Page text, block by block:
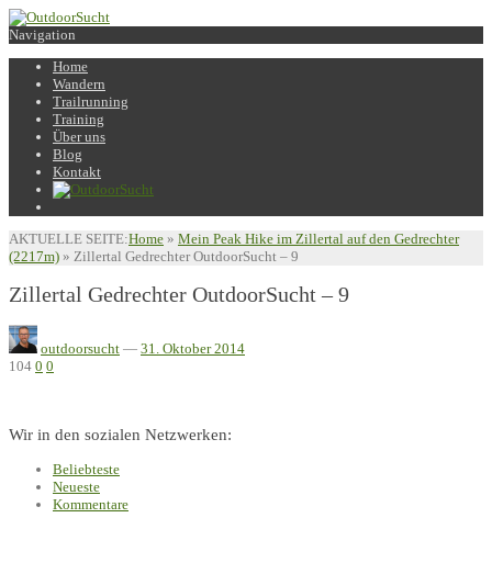
Navigation
Home
Wandern
Trailrunning
Training
Über uns
Blog
Kontakt
AKTUELLE SEITE:Home » Mein Peak Hike im Zillertal auf den Gedrechter
(2217m) » Zillertal Gedrechter OutdoorSucht – 9
Zillertal Gedrechter OutdoorSucht – 9
outdoorsucht — 31. Oktober 2014
104 0 0
Wir in den sozialen Netzwerken:
Beliebteste
Neueste
Kommentare